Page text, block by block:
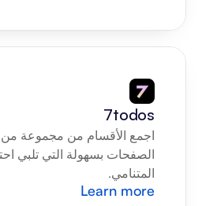
7todos
المتنامي.
Learn more